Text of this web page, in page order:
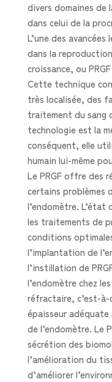
divers domaines de
dans celui de la
L’une des
dans la
croissance, ou
Cette technique
très localisée, des
traitement du sang
technologie est la
conséquent, elle
humain lui-même
Le PRGF offre des
certains problèmes
l’endomètre. L’état
les traitements de
conditions
l’implantation de
l’instillation de
l’endomètre chez
réfractaire, c’est-
épaisseur adéquate
de l’endomètre. Le
sécrétion des
l’amélioration du
d’améliorer